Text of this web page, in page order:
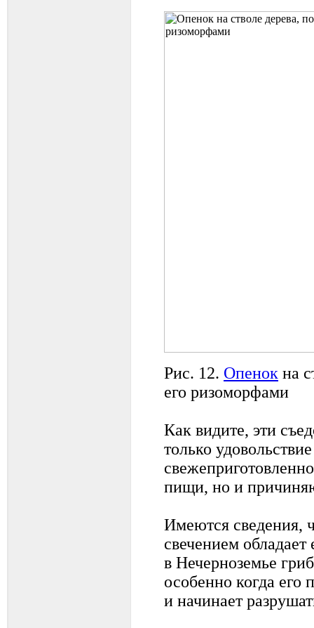
Рис. 12. Опенок на
его ризоморфами
Как видите, эти
только
пищи, но и
Имеются сведения,
свечением
в Нечерноземье
особенно когда его
и начинает